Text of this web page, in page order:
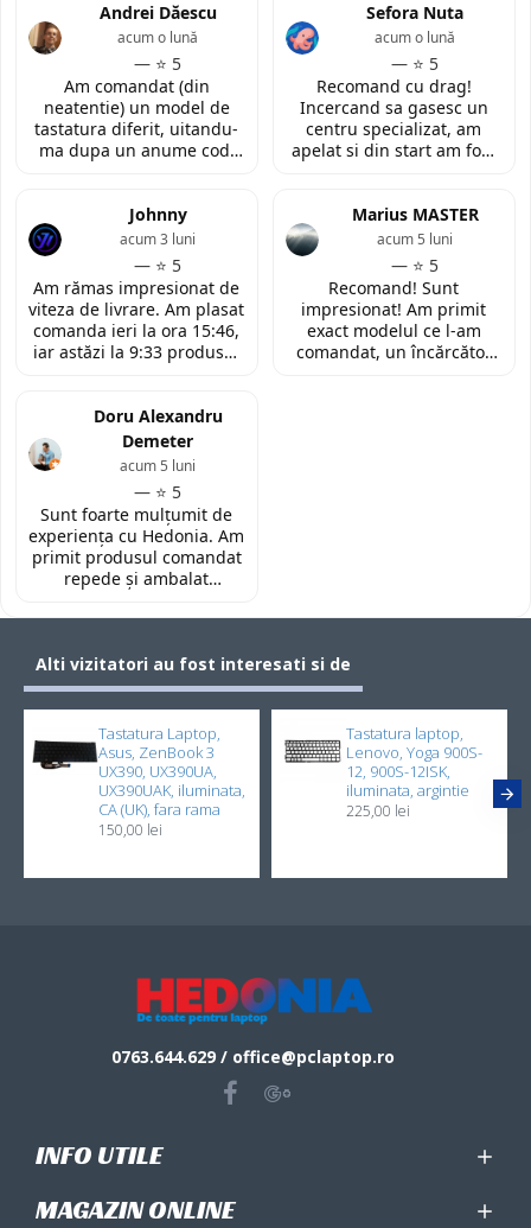
Andrei Dăescu
— ⭐ 5
acum o lună
Am comandat (din
neatentie) un model de
tastatura diferit, uitandu-
ma dupa un anume cod.
contactat in urma cererii
de retur si mi-au oferit
modelul potrivit de
tastatura pentru repararea
laptopului. Nu am ce
reprosa! Serviciu prompt si
de incredere!
Sefora Nuta
— ⭐ 5
acum o lună
Recomand cu drag!
Incercand sa gasesc un
centru specializat, am
apelat si din start am fost
fata locului, am fost placut
impresionata de
amabilitatea si priceperea
personalului. Multumesc
tare mult pentru ajutorul
oferit!
Johnny
— ⭐ 5
acum 3 luni
Am rămas impresionat de
viteza de livrare. Am plasat
comanda ieri la ora 15:46,
iar astăzi la 9:33 produsul
exact conform descrierii,
ambalată corespunzător și
la un preț foarte
toată încrederea!
Marius MASTER
— ⭐ 5
acum 5 luni
Recomand! Sunt
impresionat! Am primit
exact modelul ce l-am
comandat, un încărcător
Doru Alexandru
Demeter
— ⭐ 5
acum 5 luni
Sunt foarte mulțumit de
experiența cu Hedonia. Am
primit produsul comandat
repede și ambalat
fost foarte bun față de alte
Alti vizitatori au fost interesati si de
Tastatura Laptop,
Asus, ZenBook 3
UX390, UX390UA,
UX390UAK, iluminata,
CA (UK), fara rama
150,00 lei
Tastatura laptop,
Lenovo, Yoga 900S-
12, 900S-12ISK,
iluminata, argintie
225,00 lei
0763.644.629 / office@pclaptop.ro
INFO UTILE
MAGAZIN ONLINE